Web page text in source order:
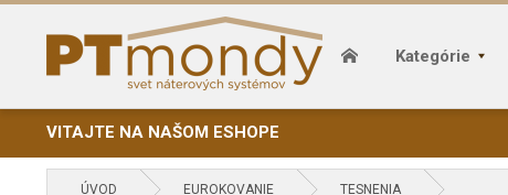
Kategórie
VITAJTE NA NAŠOM ESHOPE
ÚVOD EUROKOVANIE TESNENIA